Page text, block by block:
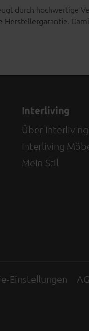
durch hochwertige
Herstellergarantie.
Interliving
Über Interliving
Interliving
Mein Stil
Einstellungen